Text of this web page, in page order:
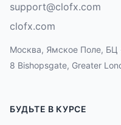
support@clofx.com
clofx.com
Москва, Ямское Поле, БЦ
8 Bishopsgate, Greater
БУДЬТЕ В КУРСЕ